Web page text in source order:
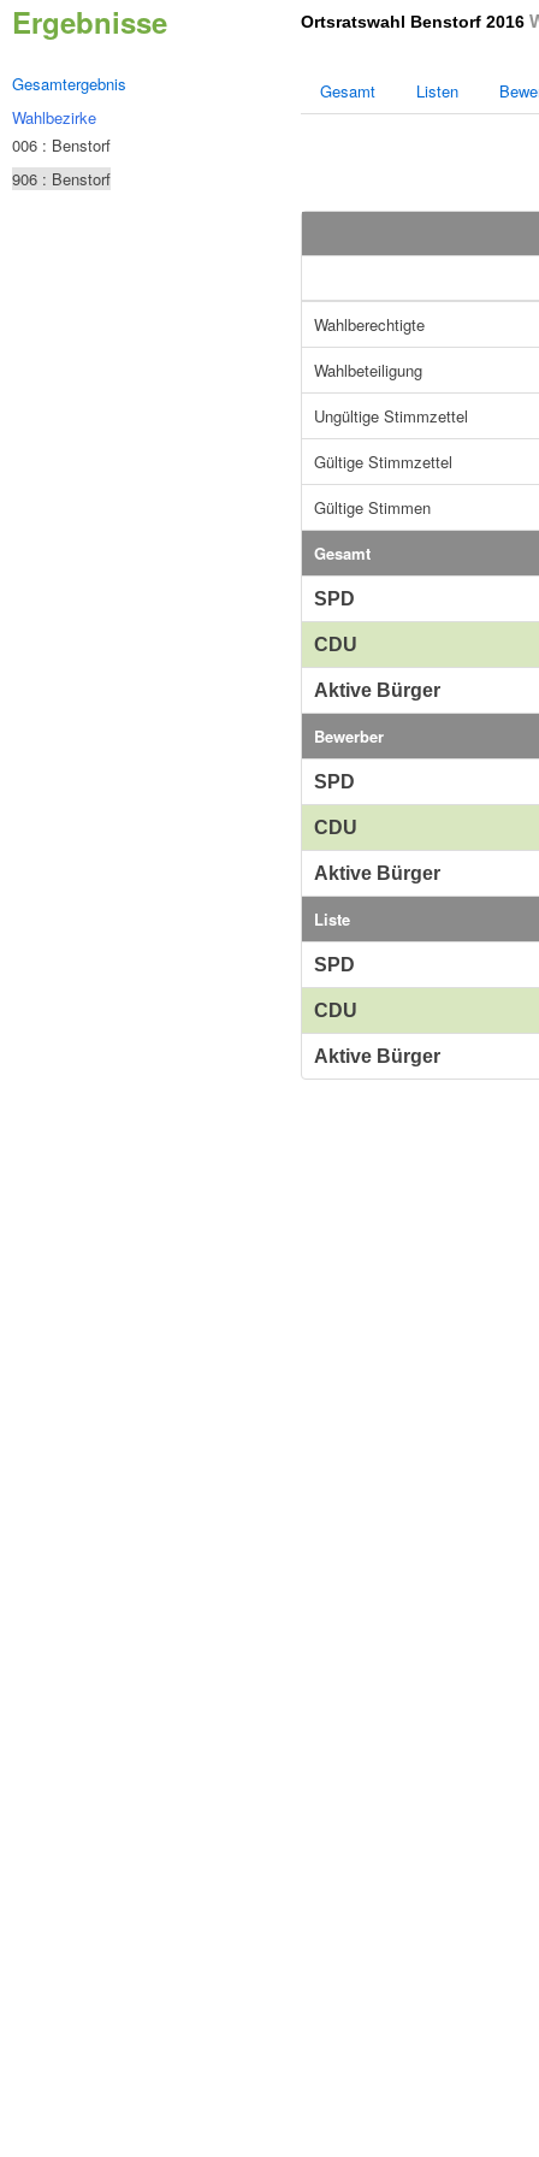
Ergebnisse
Gesamtergebnis
Wahlbezirke
006 : Benstorf
906 : Benstorf
Ortsratswahl Benstorf 2016
Gesamt Listen
Wahlberechtigte
Wahlbeteiligung
Ungültige Stimmzettel
Gültige Stimmzettel
Gültige Stimmen
Gesamt
SPD
CDU
Aktive Bürger
Bewerber
SPD
CDU
Aktive Bürger
Liste
SPD
CDU
Aktive Bürger